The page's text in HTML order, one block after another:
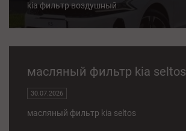
kia фильтр воздушный
масляный фильтр kia seltos
30.07.2026
масляный фильтр kia seltos